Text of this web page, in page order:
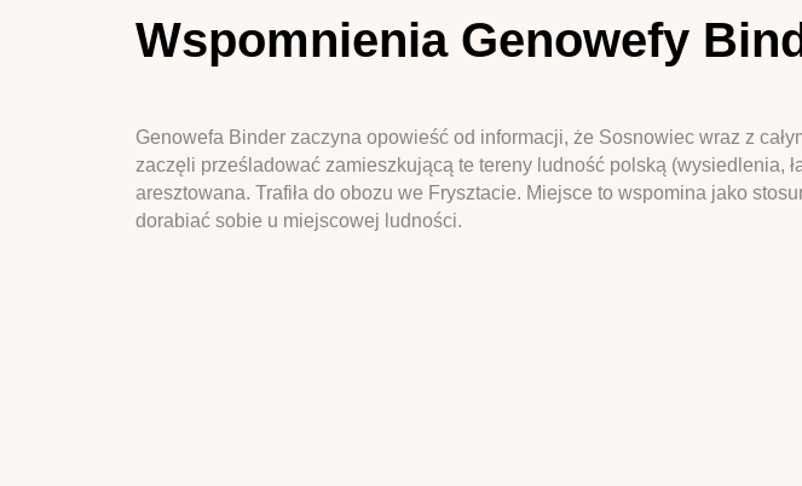
Wspomnienia Genowefy
Genowefa Binder zaczyna opowieść od informacji, że Sosnowiec wraz z
zaczęli prześladować zamieszkującą te tereny ludność polską (wysiedlenia,
aresztowana. Trafiła do obozu we Frysztacie. Miejsce to wspomina jako
dorabiać sobie u miejscowej ludności.